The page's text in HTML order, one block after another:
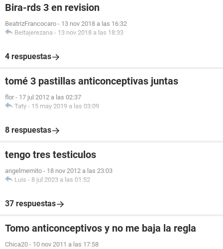
Bira-rds 3 en revision
BeatrizFrancocaro - 13 nov 2018 a las 16:32
Beitajerezana - 13 nov 2018 a las 18:33
4 respuestas
tomé 3 pastillas anticonceptivas juntas
flor - 17 jul 2012 a las 02:37
Taty - 15 may 2019 a las 03:09
8 respuestas
tengo tres testiculos
angelmemito - 18 nov 2012 a las 23:03
Luis - 8 jul 2023 a las 01:52
37 respuestas
Tomo anticonceptivos y no me baja la regla
Chica20 - 10 nov 2011 a las 17:58